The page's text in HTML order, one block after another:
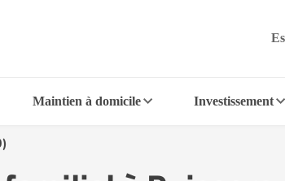
Maintien à domicile Investissement